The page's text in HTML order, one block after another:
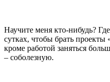
Научите меня кто-нибудь?
сутках, чтобы брать
кроме работой заняться
– соболезную.